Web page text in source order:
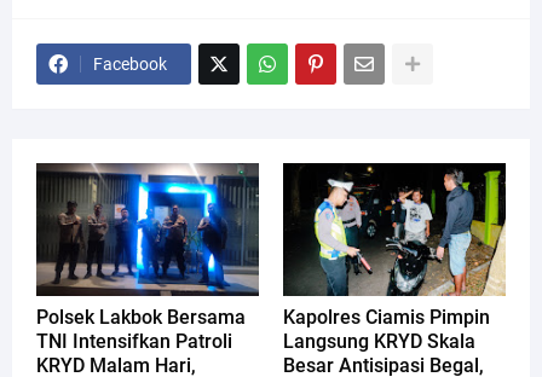
Facebook
Polsek Lakbok Bersama
TNI Intensifkan Patroli
KRYD Malam Hari,
Kapolres Ciamis Pimpin
Langsung KRYD Skala
Besar Antisipasi Begal,